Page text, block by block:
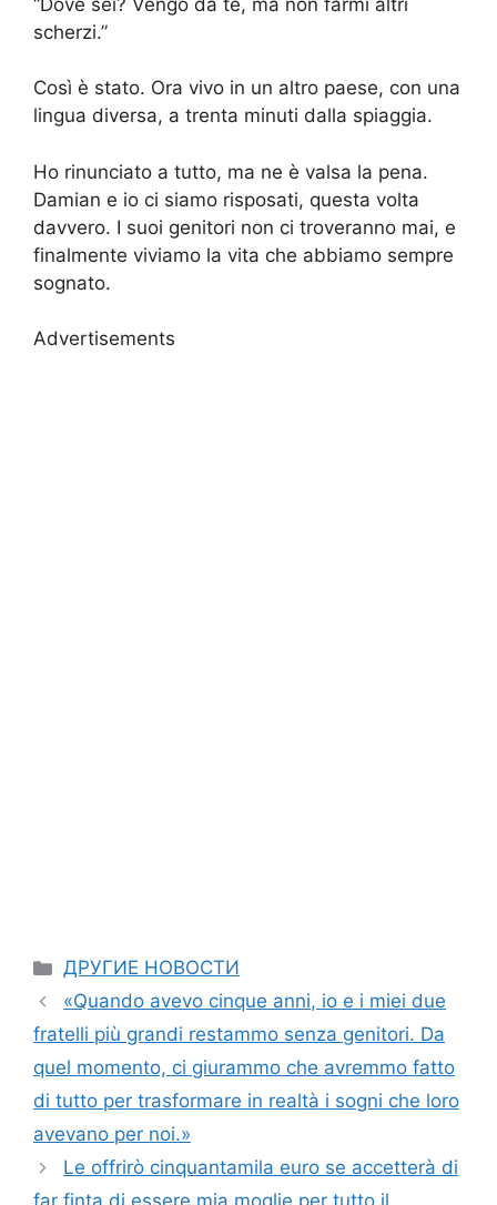
scherzi.”
Così è stato. Ora vivo in un altro paese, con una
lingua diversa, a trenta minuti dalla spiaggia.
Ho rinunciato a tutto, ma ne è valsa la pena.
Damian e io ci siamo risposati, questa volta
davvero. I suoi genitori non ci troveranno mai, e
finalmente viviamo la vita che abbiamo sempre
sognato.
Advertisements
Categories
ДРУГИЕ НОВОСТИ
«Quando avevo cinque anni, io e i miei due
fratelli più grandi restammo senza genitori. Da
quel momento, ci giurammo che avremmo fatto
di tutto per trasformare in realtà i sogni che loro
avevano per noi.»
Le offrirò cinquantamila euro se accetterà di